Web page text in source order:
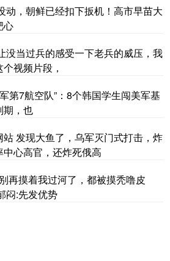
动，朝鲜已经扣下扳机！高市早苗大
心
没当过兵的感受一下老兵的威压，我
视频片段，
第7航空队”：8个韩国学生闯美军基
期，也
发现大鱼了，乌军灭门式打击，炸
心高官，还炸死俄高
再摸着我过河了，都被摸秃噜皮
闷:先发优势